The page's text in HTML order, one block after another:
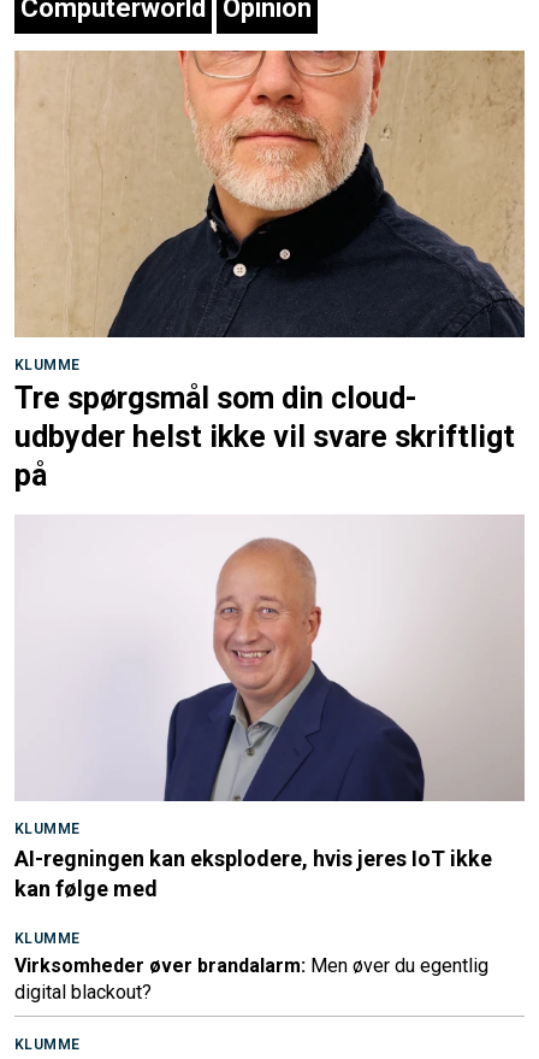
Computerworld Opinion
KLUMME
Tre spørgsmål som din cloud-
udbyder helst ikke vil svare skriftligt
på
KLUMME
AI-regningen kan eksplodere, hvis jeres IoT ikke
kan følge med
KLUMME
Virksomheder øver brandalarm: Men øver du egentlig
digital blackout?
KLUMME